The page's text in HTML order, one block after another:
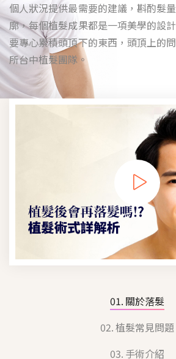
個人狀況提供最需要的建議，斟酌髮
廓，每個植髮成果都是一項美學的設
要專心累積頭頂下的東西，頭頂上的
所台中植髮團隊。
關於落髮
植髮常見問題
手術介紹